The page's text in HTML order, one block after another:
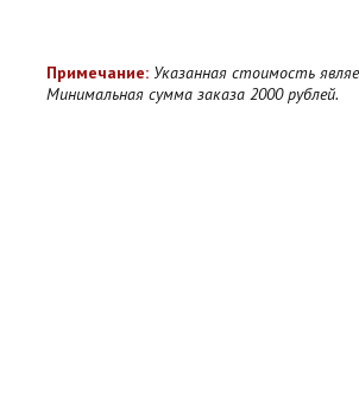
Примечание: Указанная стоимость
Минимальная сумма заказа 2000 рублей.